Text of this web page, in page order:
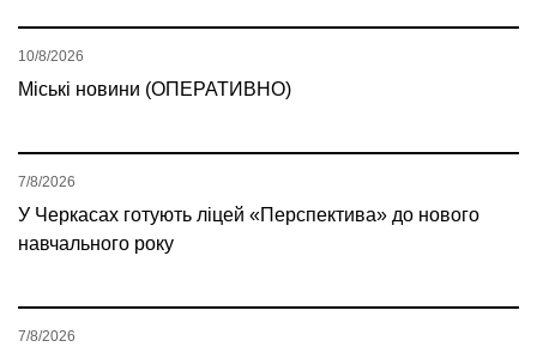
Міські новини (ОПЕРАТИВНО)
10/8/2026
У Черкасах готують ліцей «Перспектива» до нового
навчального року
7/8/2026
7/8/2026